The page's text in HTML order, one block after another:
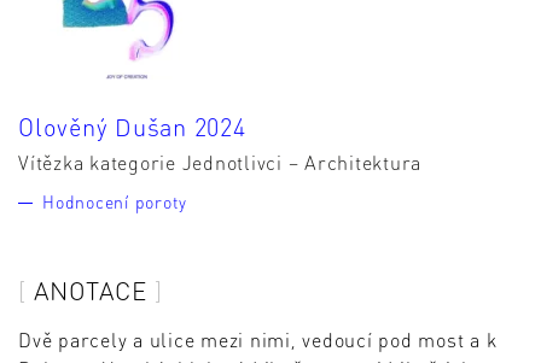
Olověný Dušan 2024
Vítězka kategorie Jednotlivci – Architektura
Hodnocení poroty
ANOTACE
Dvě parcely a ulice mezi nimi, vedoucí pod most a k